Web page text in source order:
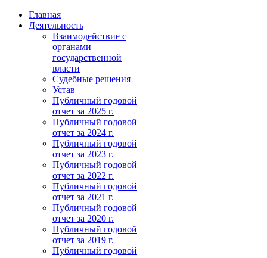
Главная
Деятельность
Взаимодействие с
органами
государственной
власти
Судебные решения
Устав
Публичный годовой
отчет за 2025 г.
Публичный годовой
отчет за 2024 г.
Публичный годовой
отчет за 2023 г.
Публичный годовой
отчет за 2022 г.
Публичный годовой
отчет за 2021 г.
Публичный годовой
отчет за 2020 г.
Публичный годовой
отчет за 2019 г.
Публичный годовой